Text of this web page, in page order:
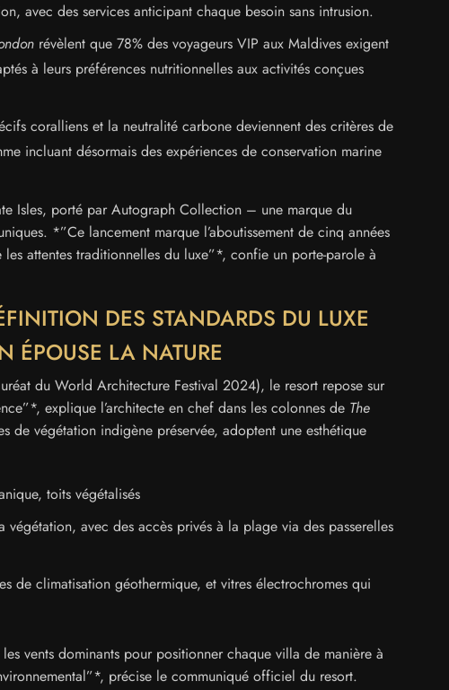
avec des services anticipant chaque besoin sans intrusion.
révèlent que 78% des voyageurs VIP aux Maldives exigent
à leurs préférences nutritionnelles aux activités conçues
coralliens et la neutralité carbone deviennent des critères de
incluant désormais des expériences de conservation marine
Isles, porté par Autograph Collection – une marque du
*”Ce lancement marque l’aboutissement de cinq années
attentes traditionnelles du luxe”*, confie un porte-parole à
DES STANDARDS DU LUXE
ÉPOUSE LA NATURE
du World Architecture Festival 2024), le resort repose sur
explique l’architecte en chef dans les colonnes de The
de végétation indigène préservée, adoptent une esthétique
toits végétalisés
avec des accès privés à la plage via des passerelles
de climatisation géothermique, et vitres électrochromes qui
vents dominants pour positionner chaque villa de manière à
précise le communiqué officiel du resort.